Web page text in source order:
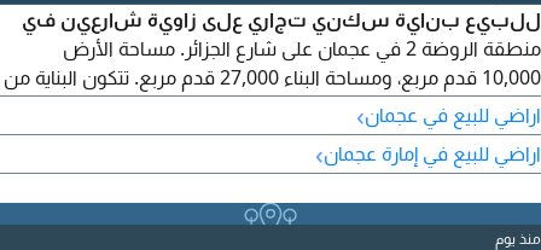
للبيع بناية سكني تجاري على زاوية شارعين في
منطقة الروضة 2 في عجمان على شارع الجزائر. مساحة الأرض
10,000 قدم مربع، ومساحة البناء 27,000 قدم مربع. تتكون البناية من
طابقين ورُوف، والتصريح G+2+R. تحتوي على 11 محلًا تجاريًا، و30
شقة، ومصعدين، وتكييف مركزي. مواصفات الشقق: 16 شقة غرفة
قابل للتفاوض. تملك حر لجميع الجنسيات.
اراضي للبيع في عجمان›
اراضي للبيع في إمارة عجمان›
منذ يوم